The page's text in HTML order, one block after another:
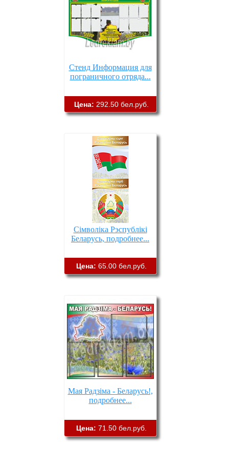
Стенд Информация для
пограничного отряда...
Цена: 292.50 бел.руб.
Сімволіка Рэспублікі
Беларусь, подробнее...
Цена: 65.00 бел.руб.
Мая Радзіма - Беларусь!,
подробнее...
Цена: 71.50 бел.руб.